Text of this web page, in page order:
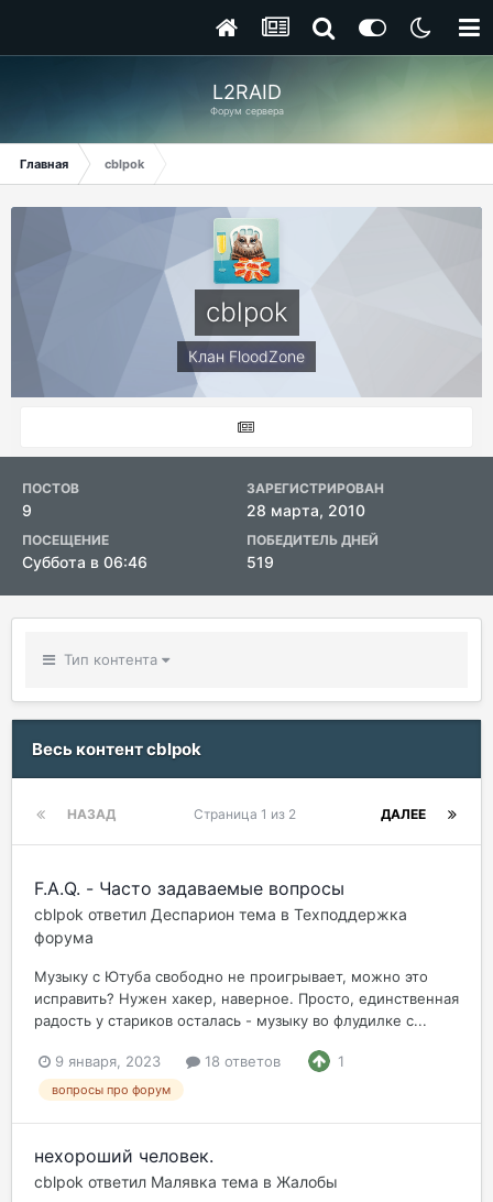
L2RAID
Форум сервера
Главная cblpok
cblpok
Клан FloodZone
ПОСТОВ
9
ЗАРЕГИСТРИРОВАН
28 марта, 2010
ПОСЕЩЕНИЕ
Суббота в 06:46
ПОБЕДИТЕЛЬ ДНЕЙ
519
Тип контента
Весь контент cblpok
НАЗАД ДАЛЕЕ
Страница 1 из 2
F.A.Q. - Часто задаваемые вопросы
cblpok ответил Деспарион тема в Техподдержка
форума
Музыку с Ютуба свободно не проигрывает, можно это
исправить? Нужен хакер, наверное. Просто, единственная
радость у стариков осталась - музыку во флудилке с...
9 января, 2023 18 ответов 1
вопросы про форум
нехороший человек.
cblpok ответил Малявка тема в Жалобы